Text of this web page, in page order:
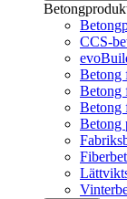
CCS-
Betong
Betong
Betong
Betong